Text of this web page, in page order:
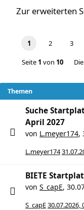
Zur erweiterten
1 2 3
Seite 1 von 10
Themen
Suche
April 2027
von L.meyer174,
L.meyer174
BIETE
von S_capE,
S_capE30.07.2026,